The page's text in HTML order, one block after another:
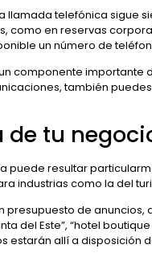
llamada telefónica sigue
como en reservas
un número de
componente importante
también
de tu
puede resultar
industrias como la del
presupuesto de
del Este”, “hotel
estarán allí a disposición